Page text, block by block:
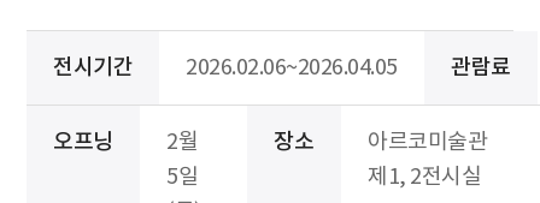
전시기간 2026.02.06~2026.04.05 관람료
오프닝
2월
5일
장소
아르코미술관
제1, 2전시실